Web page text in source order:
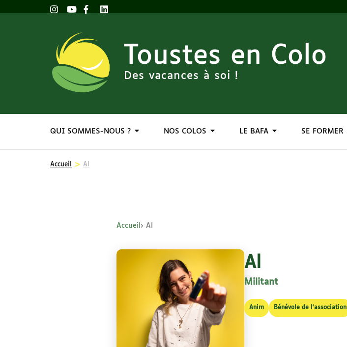
Toustes en Colo
Des vacances à soi !
QUI SOMMES-NOUS ? NOS COLOS LE BAFA SE FORMER
Accueil > Al
Accueil Al
Al
Militant
Anim Bénévole de l'association